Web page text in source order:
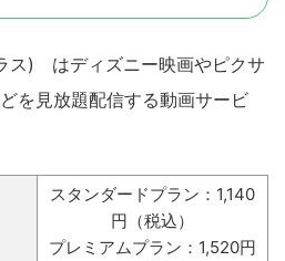
ス) はディズニー映画やピクサ
を見放題配信する動画サービ
スタンダードプラン：1,140
円（税込）
プレミアムプラン：1,520円